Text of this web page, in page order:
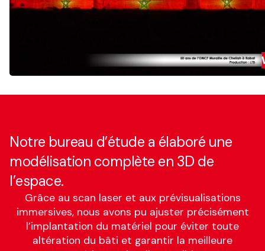
Notre bureau d’étude a élaboré une
modélisation complète en 3D de
l’espace.
Grâce au scan laser et aux prévisualisations
immersives, nous avons pu ajuster précisément
l’implantation du matériel pour éviter toute
altération du bâti et garantir la meilleure